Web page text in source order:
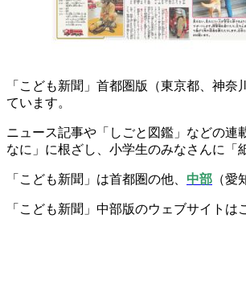
「こども新聞」首都圏版（東京都、神
ています。
ニュース記事や「しごと図鑑」などの
なに」に根ざし、小学生のみなさんに
「こども新聞」は首都圏の他、 中部 （愛
「こども新聞」中部版のウェブサイト